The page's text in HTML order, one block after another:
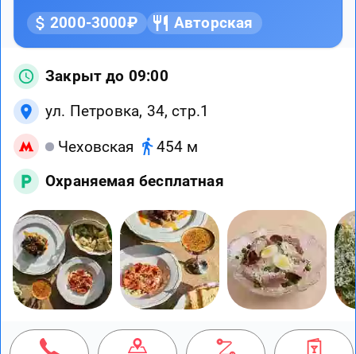
2000-3000₽ Авторская
Закрыт до 09:00
ул. Петровка, 34, стр.1
Чеховская
454 м
Охраняемая бесплатная